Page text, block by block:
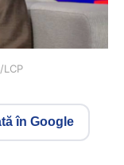
în Google